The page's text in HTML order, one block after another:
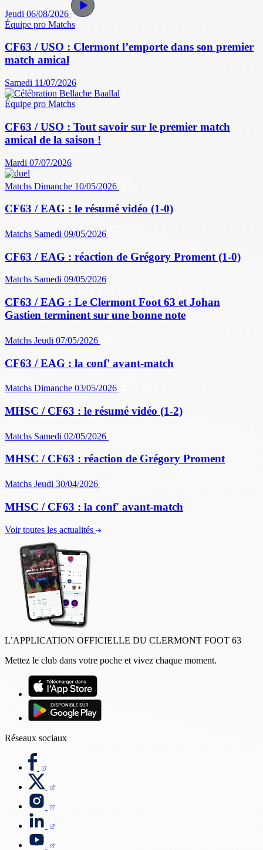
Jeudi 06/08/2026
Équipe pro Matchs
CF63 / USO : Clermont l’emporte dans son premier
match amical
Samedi 11/07/2026
Équipe pro Matchs
CF63 / USO : Tout savoir sur le premier match
amical de la saison !
Mardi 07/07/2026
Matchs Dimanche 10/05/2026
CF63 / EAG : le résumé vidéo (1-0)
Matchs Samedi 09/05/2026
CF63 / EAG : réaction de Grégory Proment (1-0)
Matchs Samedi 09/05/2026
CF63 / EAG : Le Clermont Foot 63 et Johan
Gastien terminent sur une bonne note
Matchs Jeudi 07/05/2026
CF63 / EAG : la conf' avant-match
Matchs Dimanche 03/05/2026
MHSC / CF63 : le résumé vidéo (1-2)
Matchs Samedi 02/05/2026
MHSC / CF63 : réaction de Grégory Proment
Matchs Jeudi 30/04/2026
MHSC / CF63 : la conf' avant-match
Voir toutes les actualités
L’APPLICATION OFFICIELLE DU CLERMONT FOOT 63
Mettez le club dans votre poche et vivez chaque moment.
Réseaux sociaux